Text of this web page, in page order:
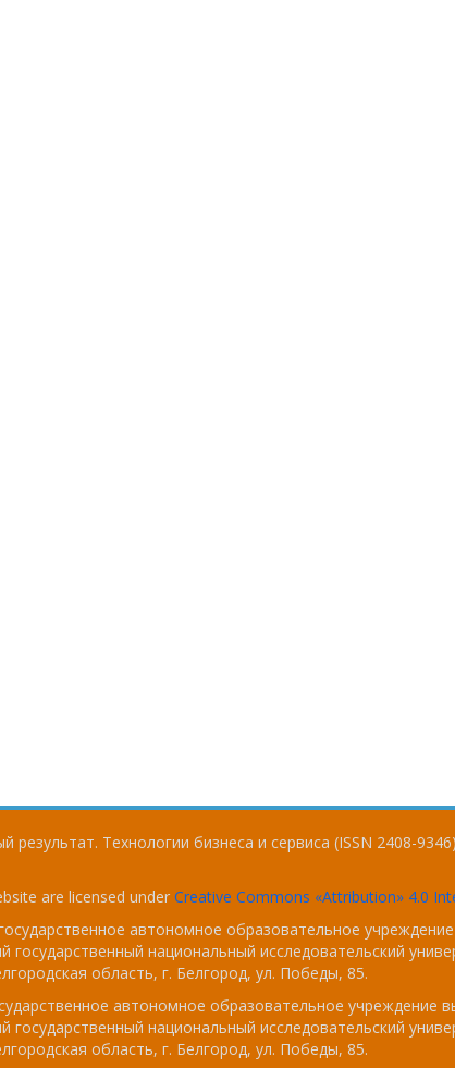
результат. Технологии бизнеса и сервиса (ISSN 2408-9346)
are licensed under Creative Commons «Attribution» 4.0
автономное образовательное
государственный национальный исследовательский
область, г. Белгород, ул. Победы, 85.
автономное образовательное учреждение
государственный национальный исследовательский
область, г. Белгород, ул. Победы, 85.